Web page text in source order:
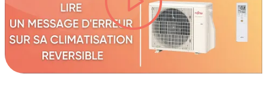
lire la vidéo